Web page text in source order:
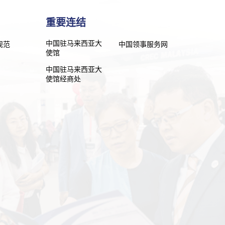
范
重要连结
中国驻马来西亚大
使馆
中国领事服务网
中国驻马来西亚大
使馆经商处